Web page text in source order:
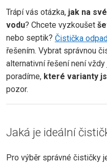
Trápí vás otázka, jak na
vodu? Chcete vyzkoušet
nebo septik? Čistička
řešením. Vybrat správnou
alternativní řešení není
poradíme, které varianty
pozor.
Jaká je ideální
Pro výběr správné čističky